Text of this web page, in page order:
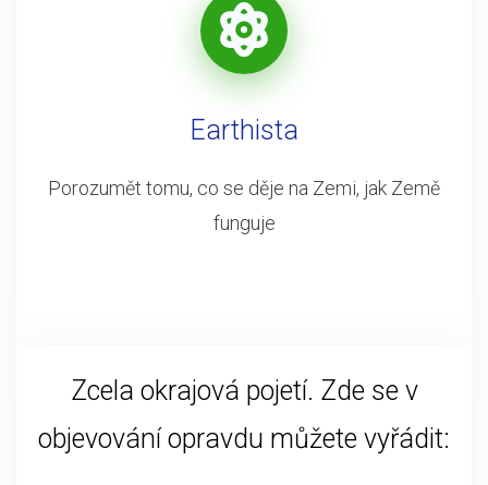
Earthista
Porozumět tomu, co se děje na Zemi, jak Země
funguje
Zcela okrajová pojetí. Zde se v
objevování opravdu můžete vyřádit: